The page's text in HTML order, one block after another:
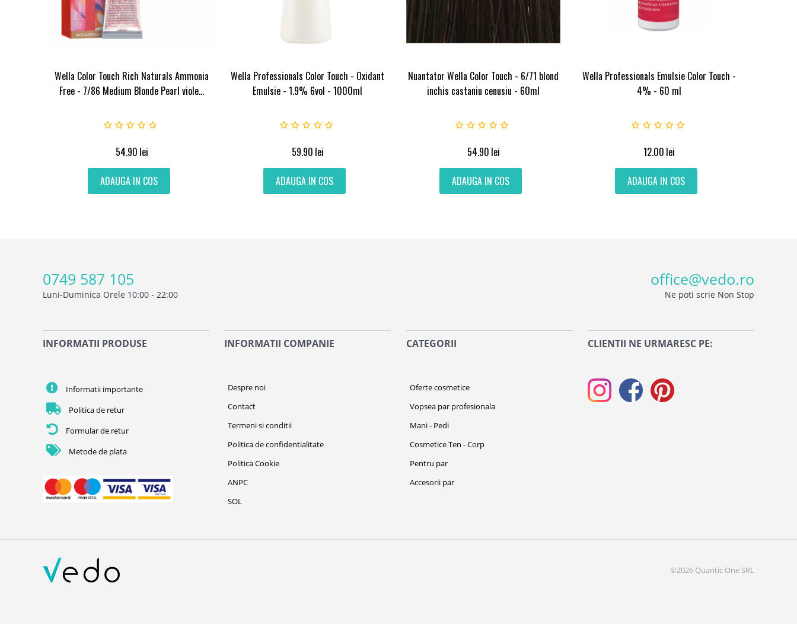
Wella Color Touch Rich Naturals Ammonia
Free - 7/86 Medium Blonde Pearl viole...
54.90 lei
ADAUGA IN COS
Wella Professionals Color Touch - Oxidant
Emulsie - 1.9% 6vol - 1000ml
59.90 lei
ADAUGA IN COS
Nuantator Wella Color Touch - 6/71 blond
inchis castaniu cenusiu - 60ml
54.90 lei
ADAUGA IN COS
Wella Professionals Emulsie Color Touch -
4% - 60 ml
12.00 lei
ADAUGA IN COS
0749 587 105
Luni-Duminica Orele 10:00 - 22:00
office@vedo.ro
Ne poti scrie Non Stop
INFORMATII PRODUSE
Informatii importante
Politica de retur
Formular de retur
Metode de plata
INFORMATII COMPANIE
Despre noi
Contact
Termeni si conditii
Politica de confidentialitate
Politica Cookie
ANPC
SOL
CATEGORII
Oferte cosmetice
Vopsea par profesionala
Mani - Pedi
Cosmetice Ten - Corp
Pentru par
Accesorii par
CLIENTII NE URMARESC PE:
©2026 Quantic One SRL